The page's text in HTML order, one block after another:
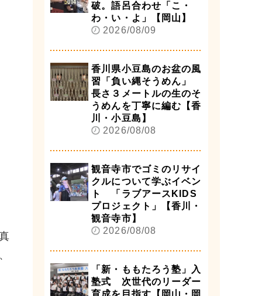
破。語呂合わせ「こ・
わ・い・よ」【岡山】
2026/08/09
香川県小豆島のお盆の風
習「負い縄そうめん」
長さ３メートルの生のそ
うめんを丁寧に編む【香
川・小豆島】
2026/08/08
観音寺市でゴミのリサイ
クルについて学ぶイベン
ト 「ラブアースKIDS
プロジェクト」【香川・
観音寺市】
2026/08/08
「新・ももたろう塾」入
塾式 次世代のリーダー
育成を目指す【岡山・岡